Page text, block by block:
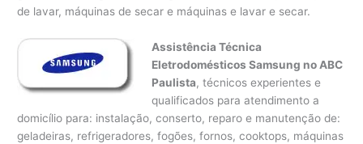
de lavar, máquinas de secar e máquinas e lavar e secar.
Assistência Técnica
Eletrodomésticos Samsung no ABC
Paulista, técnicos experientes e
qualificados para atendimento a
domicílio para: instalação, conserto, reparo e manutenção de:
geladeiras, refrigeradores, fogões, fornos, cooktops, máquinas